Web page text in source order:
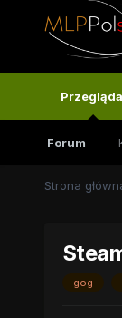
Forum
Strona
gog